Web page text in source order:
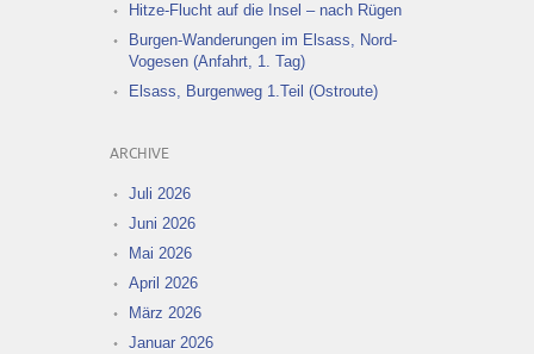
Hitze-Flucht auf die Insel – nach Rügen
Burgen-Wanderungen im Elsass, Nord-
Vogesen (Anfahrt, 1. Tag)
Elsass, Burgenweg 1.Teil (Ostroute)
ARCHIVE
Juli 2026
Juni 2026
Mai 2026
April 2026
März 2026
Januar 2026